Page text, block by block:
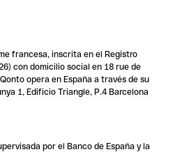
francesa, inscrita en el Registro
con domicilio social en 18 rue de
opera en España a través de su
1, Edificio Triangle, P.4 Barcelona
por el Banco de España y la